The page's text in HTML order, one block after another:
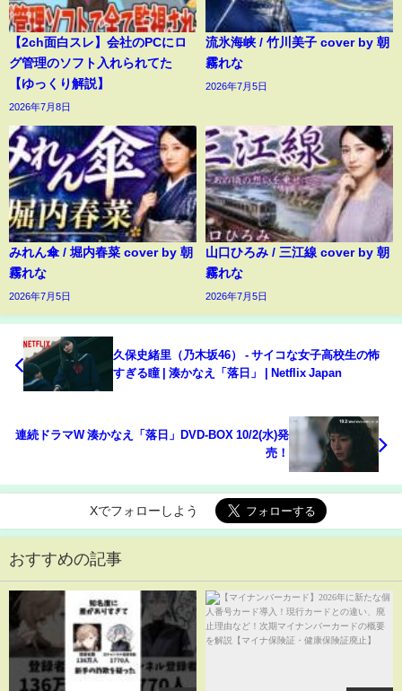
【2ch面白スレ】会社のPCにロ
グ管理のソフト入れられてた
【ゆっくり解説】
2026年7月8日
流氷海峡 / 竹川美子 cover by 朝
霧れな
2026年7月5日
みれん傘 / 堀内春菜 cover by 朝
霧れな
2026年7月5日
山口ひろみ / 三江線 cover by 朝
霧れな
2026年7月5日
久保史緒里（乃木坂46） - サイコな女子高校生の怖
すぎる瞳 | 湊かなえ「落日」 | Netflix Japan
連続ドラマW 湊かなえ「落日」DVD-BOX 10/2(水)発
売！
Xでフォローしよう
おすすめの記事